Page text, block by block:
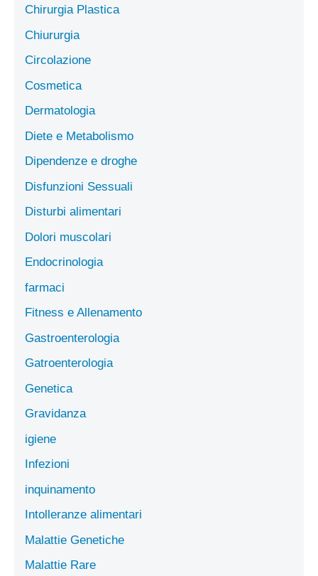
Chirurgia Plastica
Chiururgia
Circolazione
Cosmetica
Dermatologia
Diete e Metabolismo
Dipendenze e droghe
Disfunzioni Sessuali
Disturbi alimentari
Dolori muscolari
Endocrinologia
farmaci
Fitness e Allenamento
Gastroenterologia
Gatroenterologia
Genetica
Gravidanza
igiene
Infezioni
inquinamento
Intolleranze alimentari
Malattie Genetiche
Malattie Rare